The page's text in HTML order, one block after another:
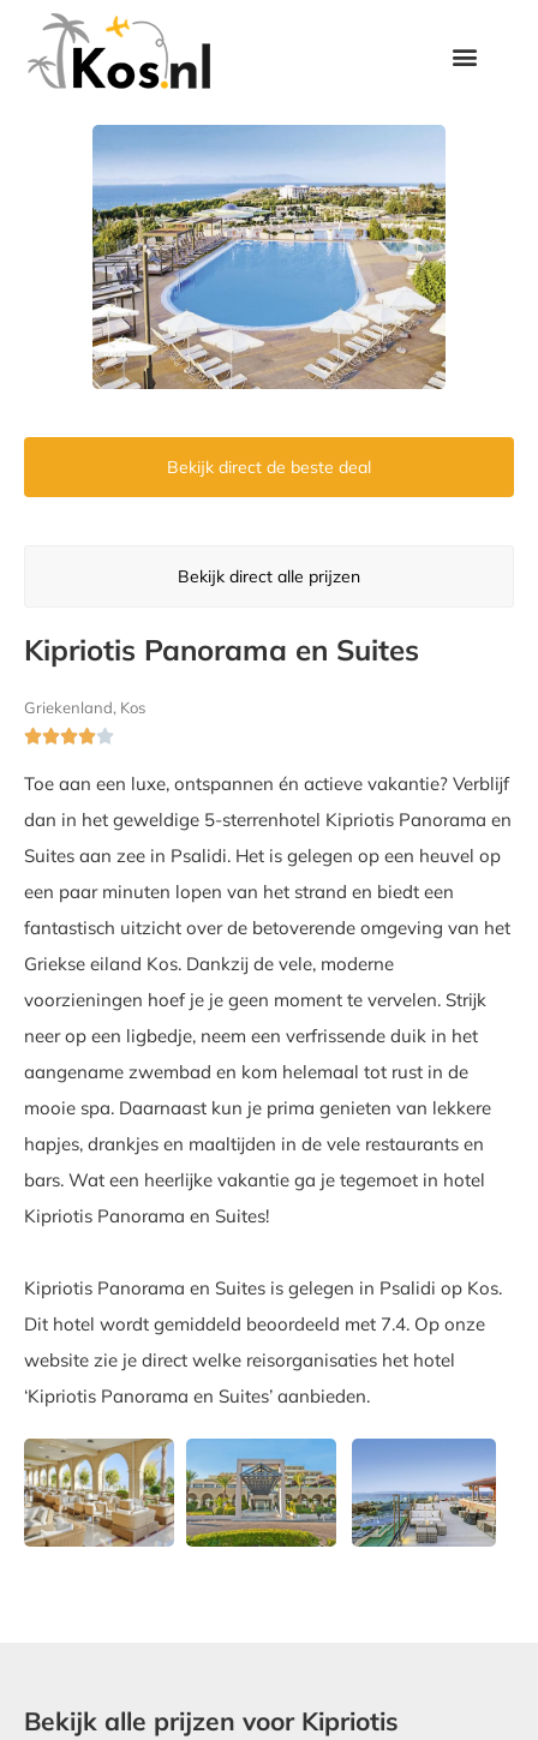
Bekijk direct de beste deal
Bekijk direct alle prijzen
Kipriotis Panorama en Suites
Griekenland, Kos

Toe aan een luxe, ontspannen én actieve vakantie? Verblijf
dan in het geweldige 5-sterrenhotel Kipriotis Panorama en
Suites aan zee in Psalidi. Het is gelegen op een heuvel op
een paar minuten lopen van het strand en biedt een
fantastisch uitzicht over de betoverende omgeving van het
Griekse eiland Kos. Dankzij de vele, moderne
voorzieningen hoef je je geen moment te vervelen. Strijk
neer op een ligbedje, neem een verfrissende duik in het
aangename zwembad en kom helemaal tot rust in de
mooie spa. Daarnaast kun je prima genieten van lekkere
hapjes, drankjes en maaltijden in de vele restaurants en
bars. Wat een heerlijke vakantie ga je tegemoet in hotel
Kipriotis Panorama en Suites!
Kipriotis Panorama en Suites is gelegen in Psalidi op Kos.
Dit hotel wordt gemiddeld beoordeeld met 7.4. Op onze
website zie je direct welke reisorganisaties het hotel
‘Kipriotis Panorama en Suites’ aanbieden.
Bekijk alle prijzen voor Kipriotis